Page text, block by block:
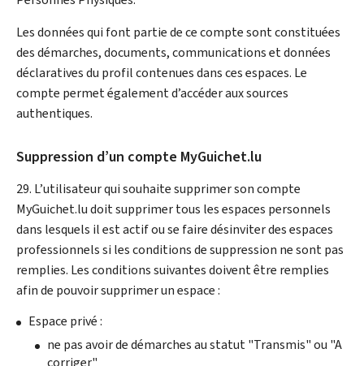
Les données qui font partie de ce compte sont constituées
des démarches, documents, communications et données
déclaratives du profil contenues dans ces espaces. Le
compte permet également d’accéder aux sources
authentiques.
Suppression d’un compte MyGuichet.lu
29. L’utilisateur qui souhaite supprimer son compte
MyGuichet.lu doit supprimer tous les espaces personnels
dans lesquels il est actif ou se faire désinviter des espaces
professionnels si les conditions de suppression ne sont pas
remplies. Les conditions suivantes doivent être remplies
afin de pouvoir supprimer un espace :
Espace privé :
ne pas avoir de démarches au statut "Transmis" ou "A
corriger"